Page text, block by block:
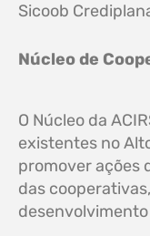
Sicoob
Núcleo de
O Núcleo da
existentes no
promover ações
das